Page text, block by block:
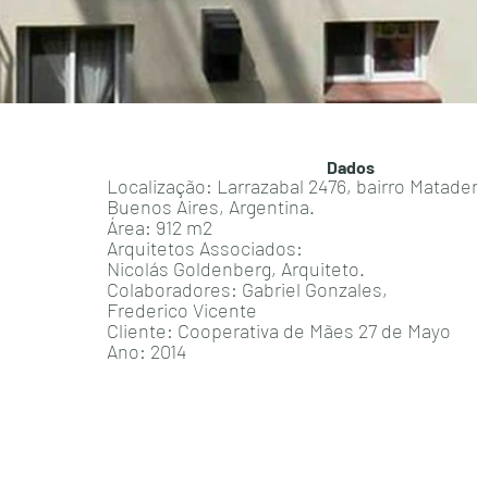
Dados
Localização: Larrazabal 2476, bairro
Buenos Aires, Argentina.
Área: 912 m2
Arquitetos Associados:
Nicolás Goldenberg, Arquiteto.
Colaboradores: Gabriel Gonzales,
Frederico Vicente
Cliente: Cooperativa de Mães 27 de Mayo
Ano: 2014